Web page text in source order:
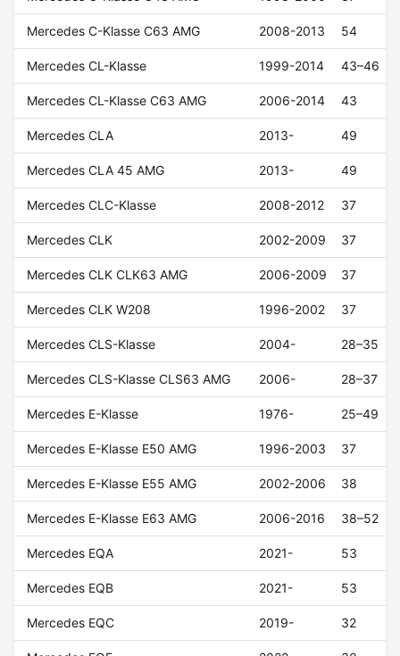
Mercedes C-Klasse C63 AMG 2008-2013 54
Mercedes CL-Klasse 1999-2014 43–46
Mercedes CL-Klasse C63 AMG 2006-2014 43
Mercedes CLA 2013- 49
Mercedes CLA 45 AMG 2013- 49
Mercedes CLC-Klasse 2008-2012 37
Mercedes CLK 2002-2009 37
Mercedes CLK CLK63 AMG 2006-2009 37
Mercedes CLK W208 1996-2002 37
Mercedes CLS-Klasse 2004- 28–35
Mercedes CLS-Klasse CLS63 AMG 2006- 28–37
Mercedes E-Klasse 1976- 25–49
Mercedes E-Klasse E50 AMG 1996-2003 37
Mercedes E-Klasse E55 AMG 2002-2006 38
Mercedes E-Klasse E63 AMG 2006-2016 38–52
Mercedes EQA 2021- 53
Mercedes EQB 2021- 53
Mercedes EQC 2019- 32